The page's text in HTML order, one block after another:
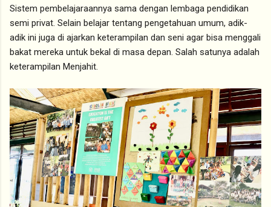
Sistem pembelajaraannya sama dengan lembaga pendidikan
semi privat. Selain belajar tentang pengetahuan umum, adik-
adik ini juga di ajarkan keterampilan dan seni agar bisa menggali
bakat mereka untuk bekal di masa depan. Salah satunya adalah
keterampilan Menjahit.